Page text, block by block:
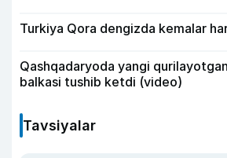
Turkiya Qora dengizda kemalar
Qashqadaryoda yangi
balkasi tushib ketdi (video)
Tavsiyalar